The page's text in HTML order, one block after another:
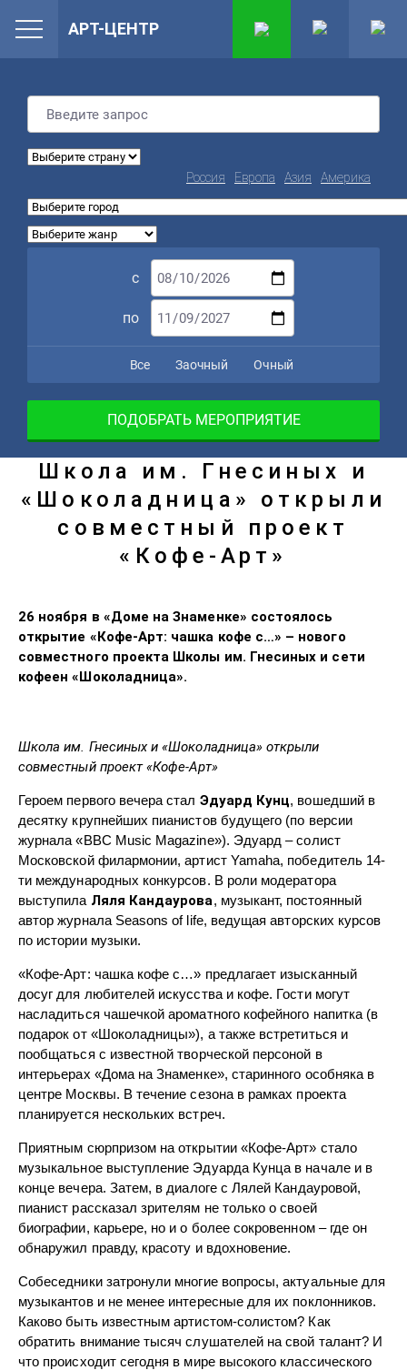
Россия Европа Азия Америка
с
по
Все Заочный Очный
ПОДОБРАТЬ МЕРОПРИЯТИЕ
Школа им. Гнесиных и
«Шоколадница» открыли
совместный проект
«Кофе-Арт»
26 ноября в «Доме на Знаменке» состоялось
открытие «Кофе-Арт: чашка кофе с…» – нового
совместного проекта Школы им. Гнесиных и сети
кофеен «Шоколадница».
Школа им. Гнесиных и «Шоколадница» открыли
совместный проект «Кофе-Арт»
Героем первого вечера стал Эдуард Кунц, вошедший в
десятку крупнейших пианистов будущего (по версии
журнала «BBC Music Magazine»). Эдуард – солист
Московской филармонии, артист Yamaha, победитель 14-
ти международных конкурсов. В роли модератора
выступила Ляля Кандаурова, музыкант, постоянный
автор журнала Seasons of life, ведущая авторских курсов
по истории музыки.
«Кофе-Арт: чашка кофе с…» предлагает изысканный
досуг для любителей искусства и кофе. Гости могут
насладиться чашечкой ароматного кофейного напитка (в
подарок от «Шоколадницы»), а также встретиться и
пообщаться с известной творческой персоной в
интерьерах «Дома на Знаменке», старинного особняка в
центре Москвы. В течение сезона в рамках проекта
планируется нескольких встреч.
Приятным сюрпризом на открытии «Кофе-Арт» стало
музыкальное выступление Эдуарда Кунца в начале и в
конце вечера. Затем, в диалоге с Лялей Кандауровой,
пианист рассказал зрителям не только о своей
биографии, карьере, но и о более сокровенном – где он
обнаружил правду, красоту и вдохновение.
Собеседники затронули многие вопросы, актуальные для
музыкантов и не менее интересные для их поклонников.
Каково быть известным артистом-солистом? Как
обратить внимание тысяч слушателей на свой талант? И
что происходит сегодня в мире высокого классического
АРТ-ЦЕНТР